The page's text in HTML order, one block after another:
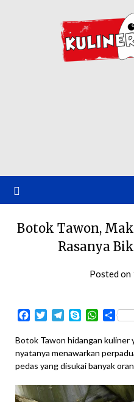
Botok Tawon,
Rasanya
Posted
Facebook
TwitterTelegramSkype Share
Botok Tawon hidangan kuliner
nyatanya menawarkan
pedas yang disukai banyak